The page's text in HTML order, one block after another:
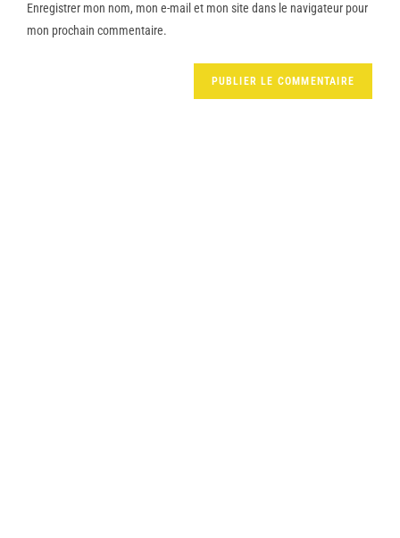
Enregistrer mon nom, mon e-mail et mon site dans le navigateur pour
mon prochain commentaire.